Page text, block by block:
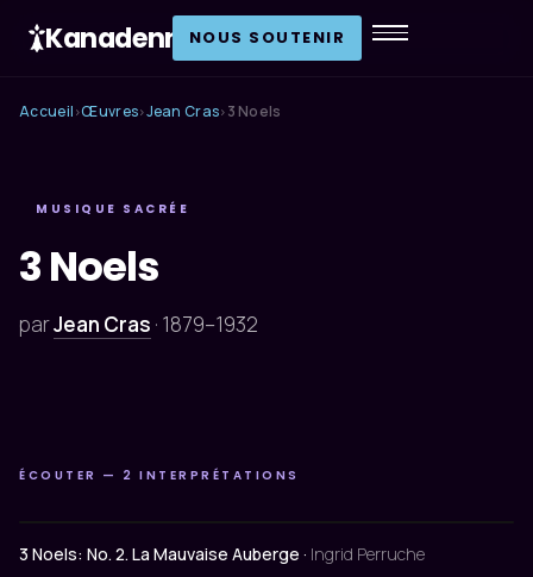
Kanadenn NOUS SOUTENIR
Accueil ›Œuvres›Jean Cras› 3 Noels
MUSIQUE SACRÉE
3 Noels
parJean Cras · 1879–1932
ÉCOUTER — 2 INTERPRÉTATIONS
3 Noels: No. 2. La Mauvaise Auberge · Ingrid Perruche